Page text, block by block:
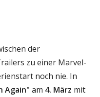
der
zu einer Marvel-
noch nie. In
Again" am 4. März mit